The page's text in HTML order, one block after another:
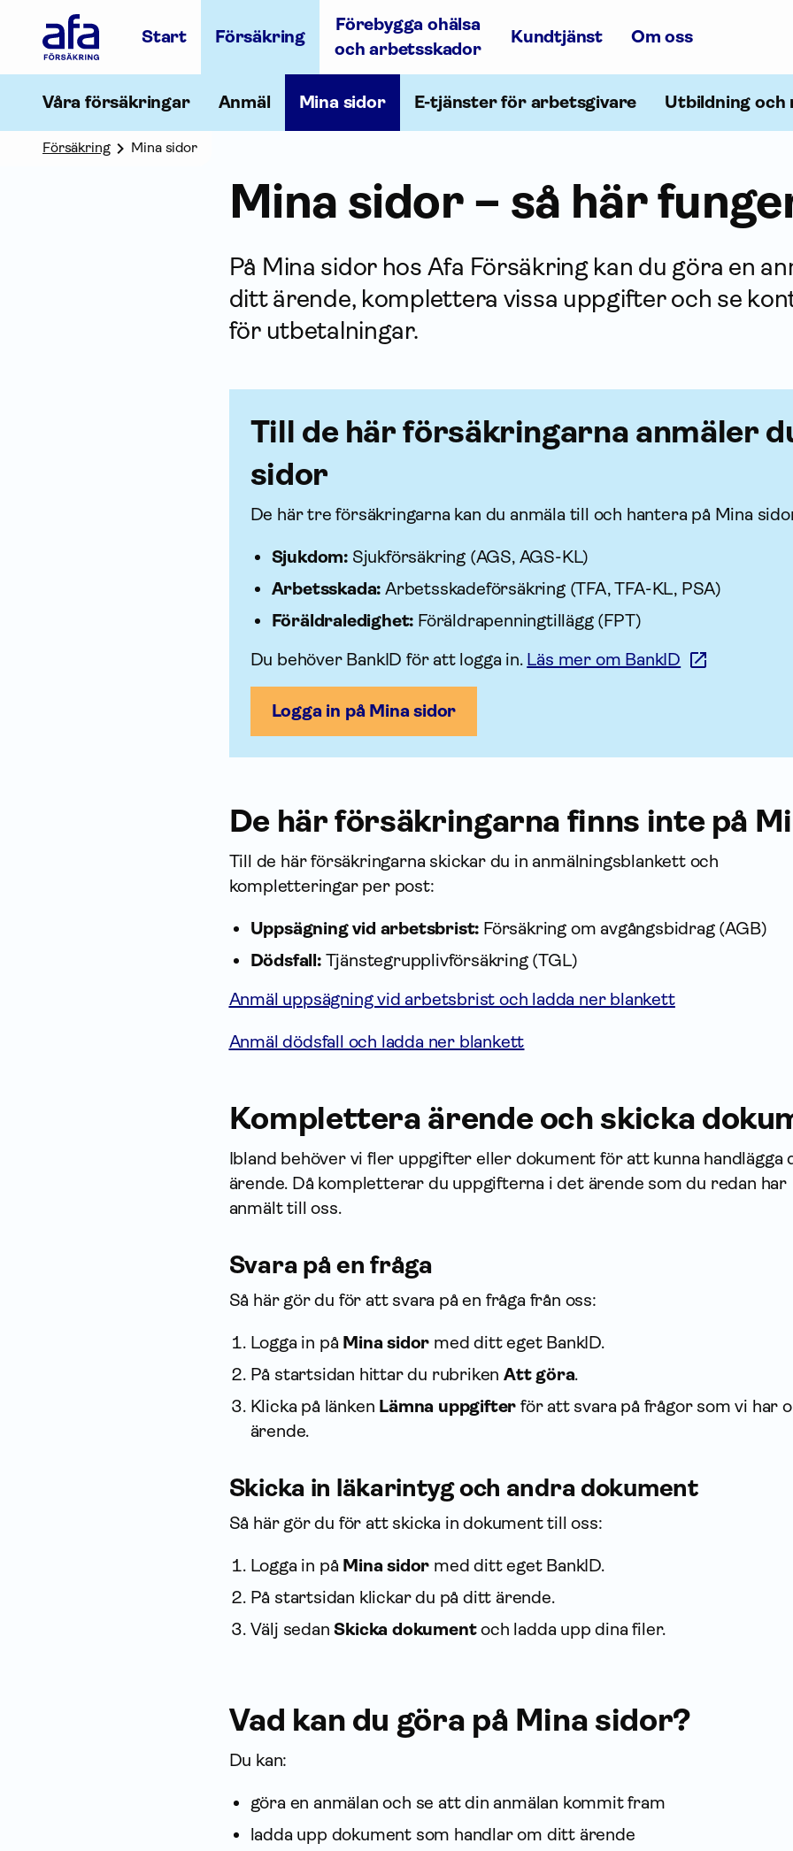
Försäkring
Gå
startsidan
Start Försäkring
Förebygga ohälsa
och arbetsskador
Kundtjänst Om oss
Våra försäkringar Anmäl Mina sidor E-tjänster för arbetsgivare Utbildning och
Försäkring Mina sidor
Mina sidor – så här
På Mina sidor hos Afa För­säkring kan du göra en
ditt ärende, komplettera vissa upp­gifter och se
för utbetalningar.
Till de här försäk­ringarna anmäler
sidor
De här tre försäk­ringarna kan du anmäla till och hantera på Mina
Sjukdom: Sjuk­försäkring (AGS, AGS-KL)
Arbetsskada:Arbets­skade­försäkring (TFA, TFA-KL, PSA)
Föräldraledighet: Föräldra­penning­tillägg (FPT)
Du behöver BankID för att logga in. Läs mer om BankID
Logga in på Mina sidor
De här försäk­ringarna finns inte på
Till de här försäk­ringarna skickar du in anmälnings­blankett och
kompletteringar per post:
Uppsägning vid arbetsbrist: För­säkring om avgångs­bidrag (AGB)
Dödsfall: Tjänste­grupp­liv­försäkring (TGL)
Anmäl uppsägning vid arbetsbrist och ladda ner blankett
Anmäl dödsfall och ladda ner blankett
Komplettera ärende och skicka
Ibland behöver vi fler upp­gifter eller dokument för att kunna handlägga
ärende. Då kompletterar du upp­gifterna i det ärende som du redan har
anmält till oss.
Svara på en fråga
Så här gör du för att svara på en fråga från oss:
Logga in på Mina sidor med ditt eget BankID.
På startsidan hittar du rubrikenAtt göra.
Klicka på länken Lämna upp­gifter för att svara på frågor som vi har
ärende.
Skicka in läkarintyg och andra dokument
Så här gör du för att skicka in dokument till oss:
Logga in på Mina sidor med ditt eget BankID.
På startsidan klickar du på ditt ärende.
Välj sedanSkicka dokumentoch ladda upp dina filer.
Vad kan du göra på Mina sidor?
Du kan:
göra en anmälan och se att din anmälan kommit fram
ladda upp dokument som handlar om ditt ärende